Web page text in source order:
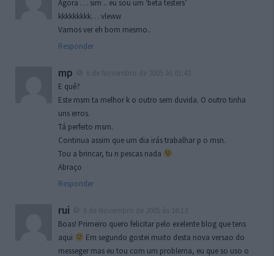
Agora … sim .. eu sou um ‘beta testers’
kkkkkkkkk… vleww
Vamos ver eh bom mesmo..
Responder
mp
E quê?
Este msm ta melhor k o outro sem duvida. O outro tinha
uns erros.
Tá perfeito msm.
Continua assim que um dia irás trabalhar p o msn.
Tou a brincar, tu n pescas nada
Abraço
Responder
rui
Boas! Primeiro quero felicitar pelo exelente blog que tens
aqui
Em segundo gostei muito desta nova versao do
messeger mas eu tou com um problema, eu que so uso o